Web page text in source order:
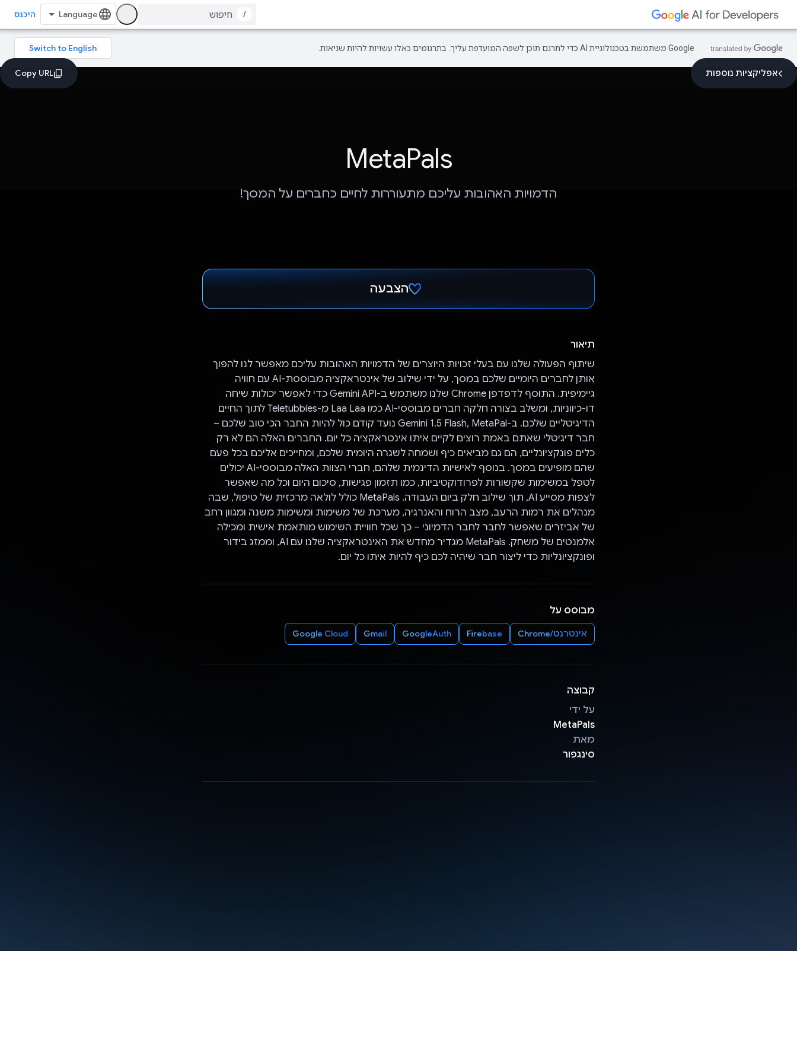
/ היכנס
‫Google משתמשת בטכנולוגיית AI כדי לתרגם תוכן לשפה המועדפת עליך. בתרגומים כאלו עשויות להיות שגיאות.
אפליקציות נוספות
MetaPals
הדמויות האהובות עליכם מתעוררות לחיים כחברים על המסך!
הצבעה
תיאור
שיתוף הפעולה שלנו עם בעלי זכויות היוצרים של הדמויות האהובות עליכם מאפשר לנו להפוך
אותן לחברים היומיים שלכם במסך, על ידי שילוב של אינטראקציה מבוססת-AI עם חוויה
גיימיפית. התוסף לדפדפן Chrome שלנו משתמש ב-Gemini API כדי לאפשר יכולות שיחה
דו-כיווניות, ומשלב בצורה חלקה חברים מבוססי-AI כמו Laa Laa מ-Teletubbies לתוך החיים
הדיגיטליים שלכם. ב-Gemini 1.5 Flash, MetaPal נועד קודם כול להיות החבר הכי טוב שלכם –
חבר דיגיטלי שאתם באמת רוצים לקיים איתו אינטראקציה כל יום. החברים האלה הם לא רק
כלים פונקציונליים, הם גם מביאים כיף ושמחה לשגרה היומית שלכם, ומחייכים אליכם בכל פעם
שהם מופיעים במסך. בנוסף לאישיות הדינמית שלהם, חברי הצוות האלה מבוססי-AI יכולים
לטפל במשימות שקשורות לפרודוקטיביות, כמו תזמון פגישות, סיכום היום וכל מה שאפשר
לצפות מסייע AI, תוך שילוב חלק ביום העבודה. MetaPals כולל לולאה מרכזית של טיפול, שבה
מנהלים את רמות הרעב, מצב הרוח והאנרגיה, מערכת של משימות ומשימות משנה ומגוון רחב
של אביזרים שאפשר לחבר לחבר הדמיוני – כך שכל חוויית השימוש מותאמת אישית ומכילה
אלמנטים של משחק. MetaPals מגדיר מחדש את האינטראקציה שלנו עם AI, וממזג בידור
ופונקציונליות כדי ליצור חבר שיהיה לכם כיף להיות איתו כל יום.
מבוסס על
אינטרנט/Chrome Firebase
GoogleAuth
Gmail
Google Cloud
קבוצה
על ידי
MetaPals
מאת
סינגפור